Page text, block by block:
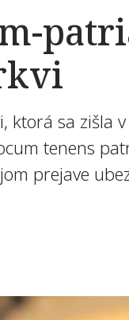
sa zišla
tenens
prejave